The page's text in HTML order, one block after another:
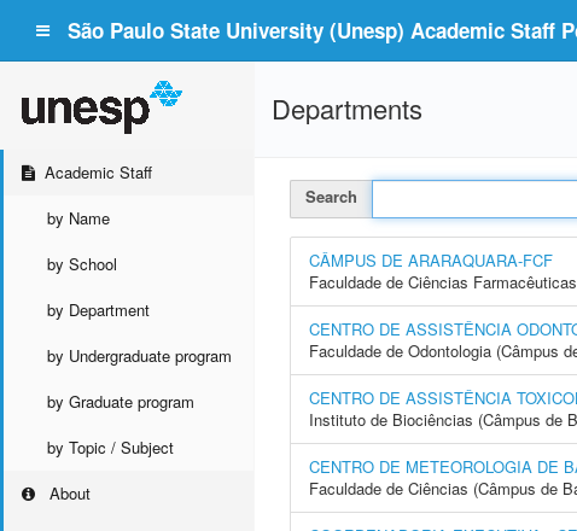
São Paulo State University (Unesp) Academic Staff
Academic Staff
by Name
by School
by Department
by Undergraduate program
by Graduate program
by Topic / Subject
About
Departments
Search
CÂMPUS DE ARARAQUARA-FCF
Faculdade de Ciências
CENTRO DE ASSISTÊNCIA
Faculdade de Odontologia (Câmpus
CENTRO DE ASSISTÊNCIA
Instituto de Biociências (Câmpus de
CENTRO DE METEOROLOGIA DE
Faculdade de Ciências (Câmpus de